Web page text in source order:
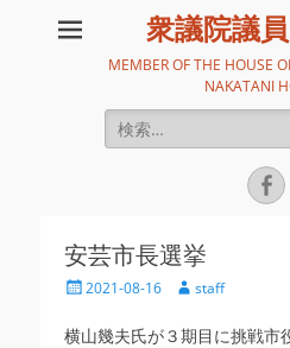
衆議院議
MEMBER OF THE HOUSE
NAKATANI
検
索:
安芸市長選挙
投
日
2021-08-16
投
者
staff
横山幾夫氏が３期目に挑戦市